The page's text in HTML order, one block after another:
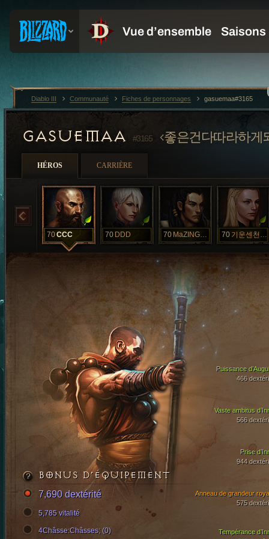
GASUEMAA #3165 좋은건다따라하게
HÉROS CARRIÈRE
70CCC 70 DDD 70 MaZINGgoX 70 기운센천하장군
Vaste ambitus
566
Prise
944
Puissance
466
Tempérance
Anneau de grandeur
575
BONUS D’ÉQUIPEMENT
7,690 dextérité
5,785 vitalité
4Châsse:Châsses; (0)
Diablo III Communauté Fiches de personnages gasuemaa#3165